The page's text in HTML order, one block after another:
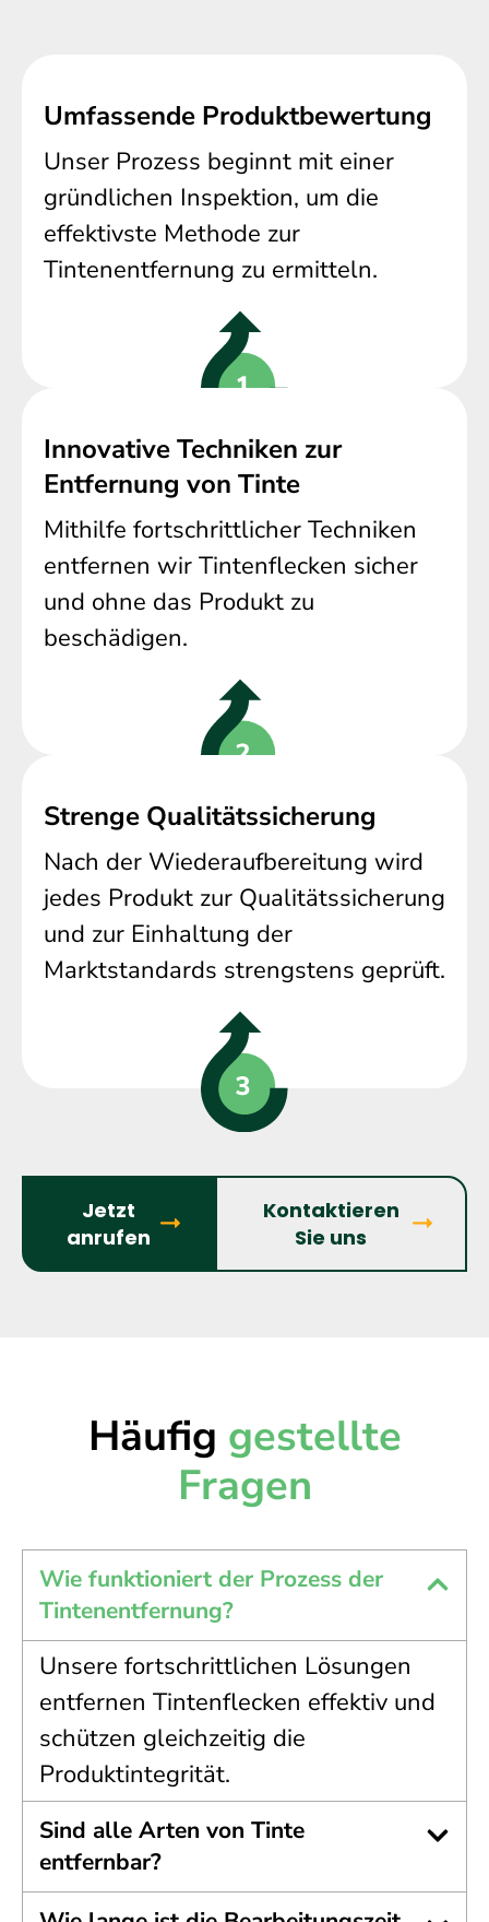
Umfassende Produktbewertung
Unser Prozess beginnt mit einer
gründlichen Inspektion, um die
effektivste Methode zur
Tintenentfernung zu ermitteln.
Innovative Techniken zur
Entfernung von Tinte
Mithilfe fortschrittlicher Techniken
entfernen wir Tintenflecken sicher
und ohne das Produkt zu
beschädigen.
Strenge Qualitätssicherung
Nach der Wiederaufbereitung wird
jedes Produkt zur Qualitätssicherung
und zur Einhaltung der
Marktstandards strengstens geprüft.
Jetzt
anrufen
Kontaktieren
Sie uns
Häufig gestellte
Fragen
Wie funktioniert der Prozess der
Tintenentfernung?
Unsere fortschrittlichen Lösungen
entfernen Tintenflecken effektiv und
schützen gleichzeitig die
Produktintegrität.
Sind alle Arten von Tinte
entfernbar?